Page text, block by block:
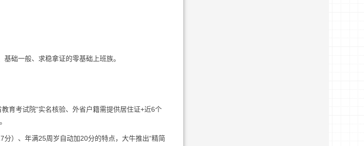
础一般、求稳拿证的零基础上班族。
育考试院”实名核验、外省户籍需提供居住证+近6个
）、年满25周岁自动加20分的特点，大牛推出“精简